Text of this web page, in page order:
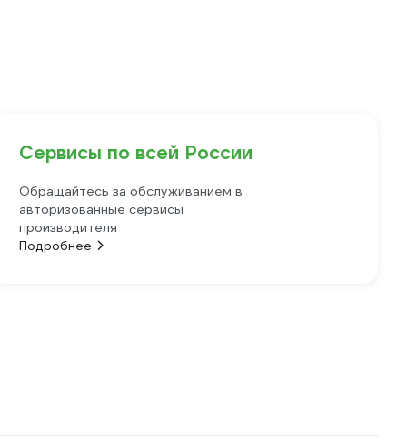
Сервисы по всей России
Обращайтесь за обслуживанием в
авторизованные сервисы
производителя
Подробнее